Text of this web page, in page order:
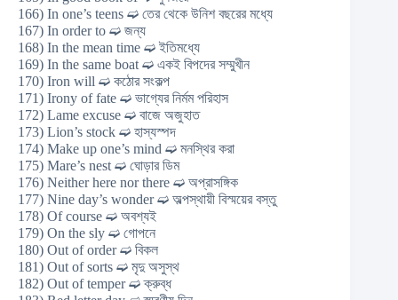
166) In one’s teens ➫ তের থেকে উনিশ বছরের মধ্যে
167) In order to ➫ জন্য
168) In the mean time ➫ ইতিমধ্যে
169) In the same boat ➫ একই বিপদের সম্মুখীন
170) Iron will ➫ কঠোর সংকল্প
171) Irony of fate ➫ ভাগ্যের নির্মম পরিহাস
172) Lame excuse ➫ বাজে অজুহাত
173) Lion’s stock ➫ হাস্যস্পদ
174) Make up one’s mind ➫ মনস্থির করা
175) Mare’s nest ➫ ঘোড়ার ডিম
176) Neither here nor there ➫ অপ্রাসঙ্গিক
177) Nine day’s wonder ➫ অল্পস্থায়ী বিস্ময়ের বস্তু
178) Of course ➫ অবশ্যই
179) On the sly ➫ গোপনে
180) Out of order ➫ বিকল
181) Out of sorts ➫ মৃদু অসুস্থ
182) Out of temper ➫ ক্রুব্ধ